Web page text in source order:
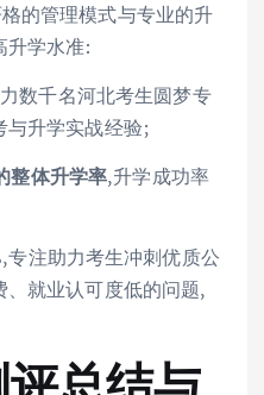
的管理模式与专业的升
升学水准:
数千名河北考生圆梦专
与升学实战经验;
整体升学率,升学成功率
,专注助力考生冲刺优质公
就业认可度低的问题,